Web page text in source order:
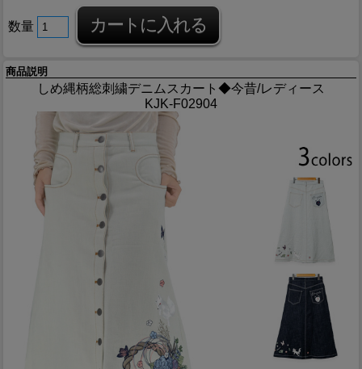
数量
商品説明
しめ縄柄総刺繍デニムスカート◆今昔/レディース
KJK-F02904